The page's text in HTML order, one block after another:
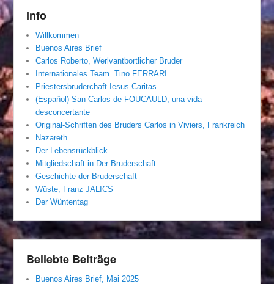
Info
Willkommen
Buenos Aires Brief
Carlos Roberto, Werlvantbortlicher Bruder
Internationales Team. Tino FERRARI
Priestersbruderchaft Iesus Caritas
(Español) San Carlos de FOUCAULD, una vida
desconcertante
Original-Schriften des Bruders Carlos in Viviers, Frankreich
Nazareth
Der Lebensrückblick
Mitgliedschaft in Der Bruderschaft
Geschichte der Bruderschaft
Wüste, Franz JALICS
Der Wüntentag
Beliebte Beiträge
Buenos Aires Brief, Mai 2025